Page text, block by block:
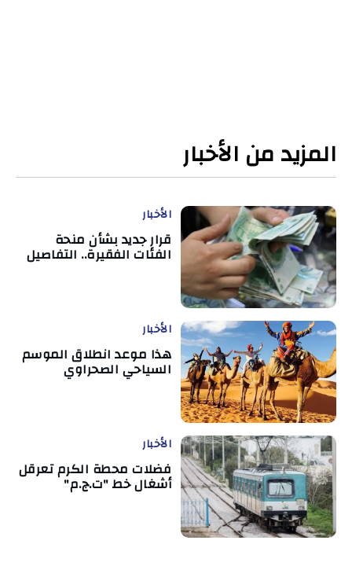
المزيد من الأخبار
الأخبار
قرار جديد بشأن منحة
الفئات الفقيرة.. التفاصيل
الأخبار
هذا موعد انطلاق الموسم
السياحي الصحراوي
الأخبار
فضلات محطة الكرم تعرقل
أشغال خط "ت.ج.م"